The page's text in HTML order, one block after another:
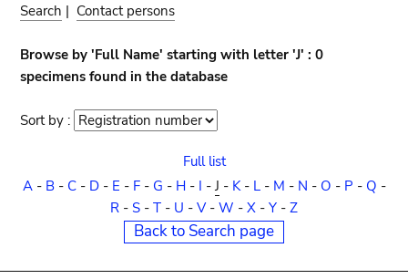
Search | Contact persons
Browse by 'Full Name' starting with letter 'J' : 0
specimens found in the database
Sort by : Sort
Full list
A- B- C- D- E - F- G - H- I -J - K- L- M - N - O - P - Q -
R - S - T - U - V- W - X - Y - Z
Back to Search page